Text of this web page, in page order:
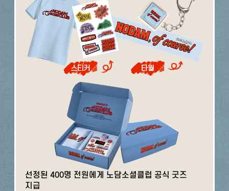
선정된 400명 전원에게 노담소셜클럽 공식 굿즈
지급